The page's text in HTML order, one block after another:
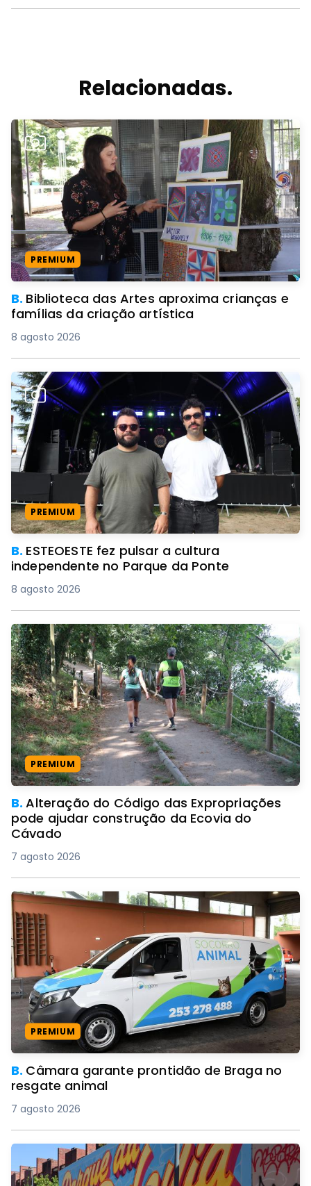
Relacionadas.
PREMIUM
B. Biblioteca das Artes aproxima crianças e
famílias da criação artística
8 agosto 2026
PREMIUM
B. ESTEOESTE fez pulsar a cultura
independente no Parque da Ponte
8 agosto 2026
PREMIUM
B.Alteração do Código das Expropriações
pode ajudar construção da Ecovia do
Cávado
7 agosto 2026
PREMIUM
B. Câmara garante prontidão de Braga no
resgate animal
7 agosto 2026